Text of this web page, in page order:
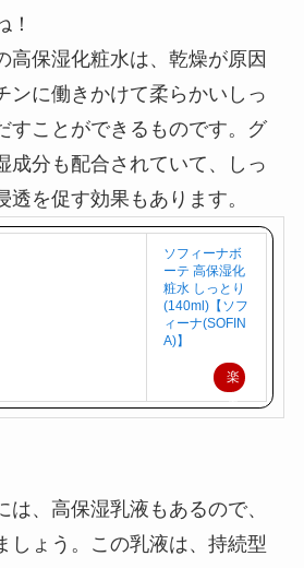
が安いので、とても使いやす
！
高保湿化粧水は、乾燥が原因
ンに働きかけて柔らかいしっ
すことができるものです。グ
成分も配合されていて、しっ
透を促す効果もあります。
ソフィーナボ
ーテ 高保湿化
粧水 しっとり
(140ml)【ソフ
ィーナ(SOFIN
楽
入
は、高保湿乳液もあるので、